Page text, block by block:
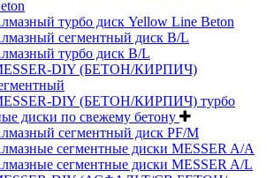
турбо диск Yellow Line Beton
сегментный диск B/L
турбо диск B/L
DIY (БЕТОН/КИРПИЧ)
DIY (БЕТОН/КИРПИЧ) турбо
диски по свежему бетону
сегментный диск PF/M
сегментные диски MESSER A/A
сегментные диски MESSER A/L